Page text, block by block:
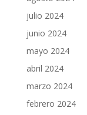
julio 2024
junio 2024
mayo 2024
abril 2024
marzo 2024
febrero 2024